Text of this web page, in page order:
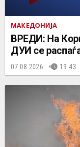
МАКЕДОНИЈА
ВРЕДИ: На
ДУИ се
07.08.2026. 19:43